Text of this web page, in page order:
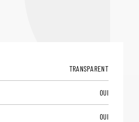
TRANSPARENT
OUI
OUI